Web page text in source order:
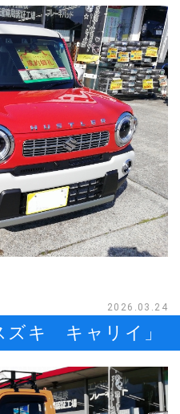
2026.03.24
ズキ キャリイ」